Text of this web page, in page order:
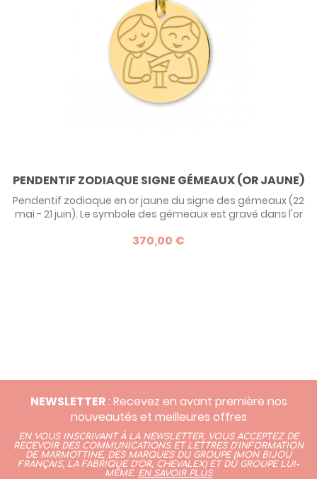
PENDENTIF ZODIAQUE SIGNE GÉMEAUX (OR JAUNE)
Pendentif zodiaque en or jaune du signe des gémeaux (22
mai - 21 juin). Le symbole des gémeaux est gravé dans l'or
Lucor revisite les bijoux astrologiques sur un mode
370,00 €
NEWSLETTER: Recevez en avant première nos
nouveautés et meilleures offres
EN VOUS INSCRIVANT À LA NEWSLETTER, VOUS ACCEPTEZ DE
RECEVOIR DES COMMUNICATIONS ET LETTRES D’INFORMATION
DE MARMOTTINE, DES MARQUES DU GROUPE (MON BIJOU
FRANÇAIS, LA FABRIQUE D’OR, CHEVALEX)ET DU GROUPE LUI-
MÊME. EN SAVOIR PLUS